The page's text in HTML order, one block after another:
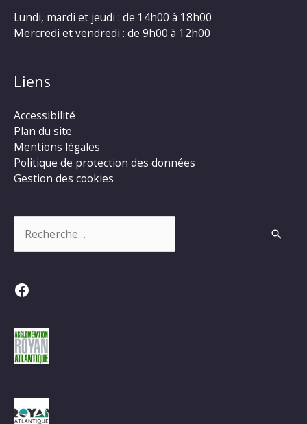
Lundi, mardi et jeudi : de 14h00 à 18h00
Mercredi et vendredi : de 9h00 à 12h00
Liens
Accessibilité
Plan du site
Mentions légales
Politique de protection des données
Gestion des cookies
Facebook